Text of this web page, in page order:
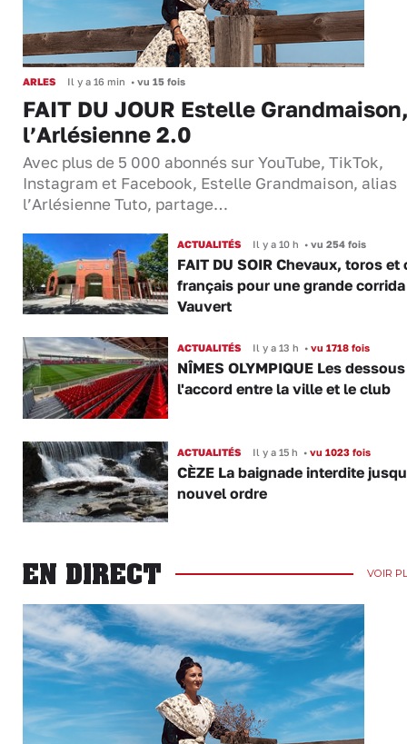
ARLES Il y a 16 min • vu 15 fois
FAIT DU JOUR Estelle
l’Arlésienne 2.0
Avec plus de 5 000 abonnés sur YouTube, TikTok,
Instagram et Facebook, Estelle Grandmaison, alias
l’Arlésienne Tuto, partage…
ACTUALITÉS Il y a 10 h •vu 254 fois
FAIT DU SOIR Chevaux, toros et
français pour une grande corrida
Vauvert
ACTUALITÉS Il y a 13 h •vu 1718 fois
NÎMES OLYMPIQUE Les
l'accord entre la ville et le club
ACTUALITÉS Il y a 15 h •vu 1023 fois
CÈZE La baignade interdite
nouvel ordre
EN DIRECT VOIR